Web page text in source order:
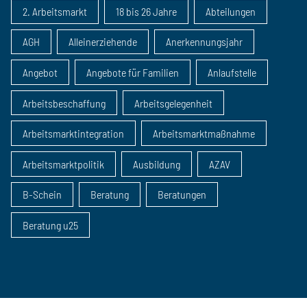
2. Arbeitsmarkt 18 bis 26 Jahre Abteilungen
AGH Alleinerziehende Anerkennungsjahr
Angebot Angebote für Familien Anlaufstelle
Arbeitsbeschaffung Arbeitsgelegenheit
Arbeitsmarktintegration Arbeitsmarktmaßnahme
Arbeitsmarktpolitik Ausbildung AZAV
B-Schein Beratung Beratungen
Beratung u25